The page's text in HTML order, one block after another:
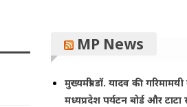
MP News
मुख्यमंत्री डॉ. यादव की
मध्यप्रदेश पर्यटन बोर्ड और टाटा